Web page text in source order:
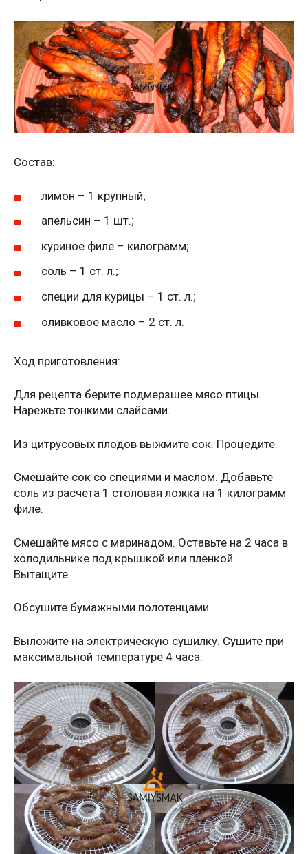
Состав:
лимон – 1 крупный;
апельсин – 1 шт.;
куриное филе – килограмм;
соль – 1 ст. л.;
специи для курицы – 1 ст. л.;
оливковое масло – 2 ст. л.
Ход приготовления:
Для рецепта берите подмерзшее мясо птицы.
Нарежьте тонкими слайсами.
Из цитрусовых плодов выжмите сок. Процедите.
Смешайте сок со специями и маслом. Добавьте
соль из расчета 1 столовая ложка на 1 килограмм
филе.
Смешайте мясо с маринадом. Оставьте на 2 часа в
холодильнике под крышкой или пленкой.
Вытащите.
Обсушите бумажными полотенцами.
Выложите на электрическую сушилку. Сушите при
максимальной температуре 4 часа.